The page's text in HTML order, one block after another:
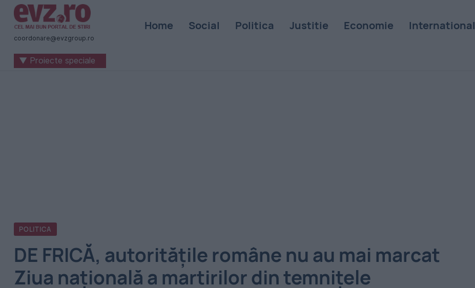
Știri
naționale
internaționale
coordonare@evzgroup.ro
Home Social Politica Justitie Economie International
▼ Proiecte speciale
POLITICA
DE FRICĂ, autoritățile române nu au mai marcat
Ziua națională a martirilor din temnițele